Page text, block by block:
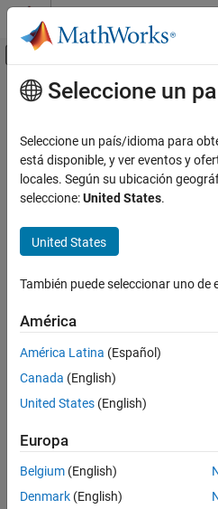
Saltar al contenido
Mostrar/ocultar
Inicio de Documentación
Contenido principal
¿Qué tan útil
Seleccione un
Seleccione un país/idioma para
está disponible, y ver eventos y
locales. Según su ubicación
seleccione:United States.
United States
También puede seleccionar uno
América
América Latina (Español)
Canada (English)
United States (English)
Europa
Belgium (English)
Denmark (English)
Centro de confianza
Marcas
Política de privacidad